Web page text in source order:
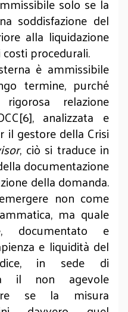
soddisfazione del
alla liquidazione
procedurali.
è ammissibile
termine, purché
relazione
analizzata e
il gestore della Crisi
, ciò si traduce in
documentazione
della domanda.
non come
ma quale
documentato e
e liquidità del
in sede di
il non agevole
se la misura